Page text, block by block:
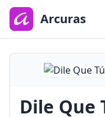
main
content
Arcuras
Dile Que